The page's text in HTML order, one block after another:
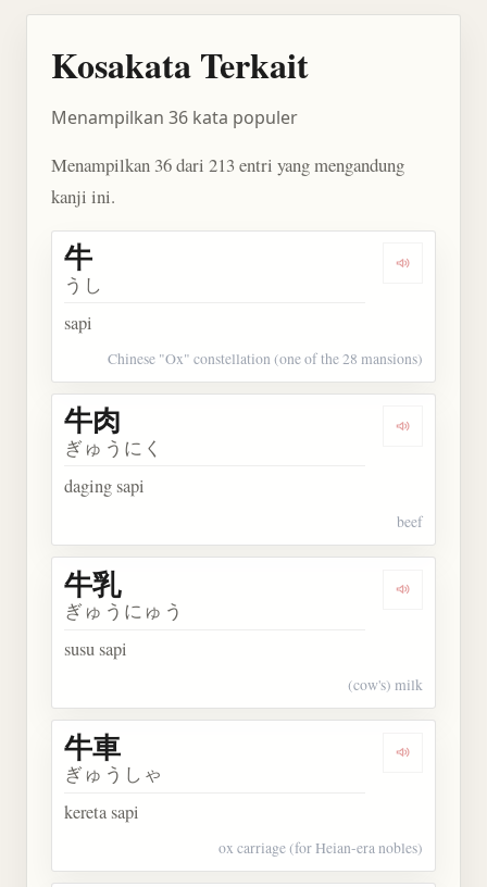
Kosakata Terkait
Menampilkan 36 kata populer
Menampilkan 36 dari 213 entri yang mengandung
kanji ini.
Dengarkan
牛
うし
sapi
Chinese "Ox" constellation (one of the 28 mansions)
Dengarkan
牛肉
ぎゅうにく
daging sapi
beef
Dengarkan
牛乳
ぎゅうにゅう
susu sapi
(cow's) milk
Dengarkan
牛車
ぎゅうしゃ
kereta sapi
ox carriage (for Heian-era nobles)